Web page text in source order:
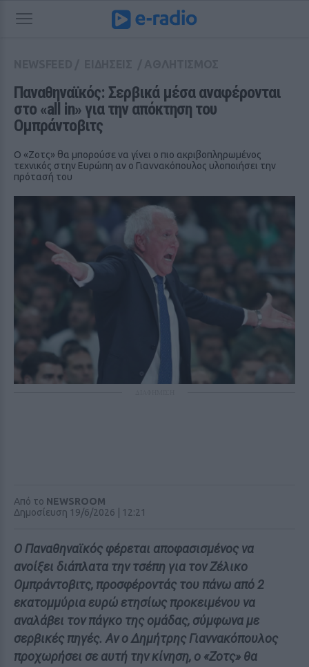
Παναθηναϊκός: Σερβικά μέσα αναφέρονται
στο «all in» για την απόκτηση του
Ομπράντοβιτς
Ο «Ζοτς» θα μπορούσε να γίνει ο πιο ακριβοπληρωμένος
τεχνικός στην Ευρώπη αν ο Γιαννακόπουλος υλοποιήσει την
πρότασή του
Από το NEWSROOM
Δημοσίευση 19/6/2026 | 12:21
Ο Παναθηναϊκός φέρεται αποφασισμένος να
ανοίξει διάπλατα την τσέπη για τον Ζέλικο
Ομπράντοβιτς, προσφέροντάς του πάνω από 2
εκατομμύρια ευρώ ετησίως προκειμένου να
αναλάβει τον πάγκο της ομάδας, σύμφωνα με
σερβικές πηγές. Αν ο Δημήτρης Γιαννακόπουλος
προχωρήσει σε αυτή την κίνηση, ο «Ζοτς» θα